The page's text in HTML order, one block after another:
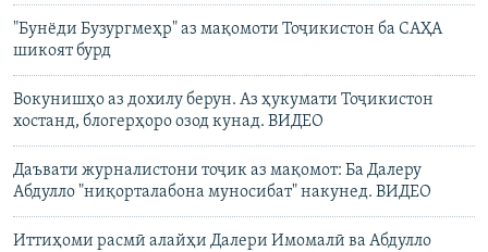
"Бунёди Бузургмеҳр" аз мақомоти Тоҷикистон ба САҲА
шикоят бурд
Вокунишҳо аз дохилу берун. Аз ҳукумати Тоҷикистон
хостанд, блогерҳоро озод кунад. ВИДЕО
Даъвати журналистони тоҷик аз мақомот: Ба Далеру
Абдулло "ниқорталабона муносибат" накунед. ВИДЕО
Иттиҳоми расмӣ алайҳи Далери Имомалӣ ва Абдулло